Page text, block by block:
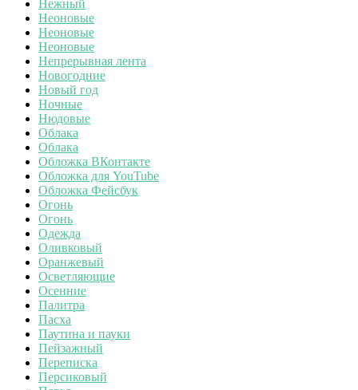
Нежный
Неоновые
Неоновые
Неоновые
Непрерывная лента
Новогодние
Новый год
Ночные
Нюдовые
Облака
Облака
Обложка ВКонтакте
Обложка для YouTube
Обложка Фейсбук
Огонь
Огонь
Одежда
Оливковый
Оранжевый
Осветляющие
Осенние
Палитра
Пасха
Паутина и пауки
Пейзажный
Переписка
Персиковый